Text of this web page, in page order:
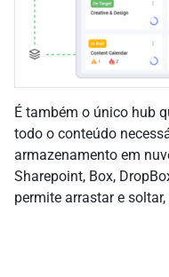
É também o único hub
todo o conteúdo
armazenamento em
Sharepoint, Box,
permite arrastar e